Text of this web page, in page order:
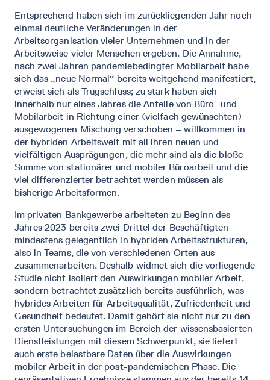
Entsprechend haben sich im zurückliegenden Jahr noch
einmal deutliche Veränderungen in der
Arbeitsorganisation vieler Unternehmen und in der
Arbeitsweise vieler Menschen ergeben. Die Annahme,
nach zwei Jahren pandemiebedingter Mobilarbeit habe
sich das „neue Normal“ bereits weitgehend manifestiert,
erweist sich als Trugschluss; zu stark haben sich
innerhalb nur eines Jahres die Anteile von Büro- und
Mobilarbeit in Richtung einer (vielfach gewünschten)
ausgewogenen Mischung verschoben – willkommen in
der hybriden Arbeitswelt mit all ihren neuen und
vielfältigen Ausprägungen, die mehr sind als die bloße
Summe von stationärer und mobiler Büroarbeit und die
viel differenzierter betrachtet werden müssen als
bisherige Arbeitsformen.
Im privaten Bankgewerbe arbeiteten zu Beginn des
Jahres 2023 bereits zwei Drittel der Beschäftigten
mindestens gelegentlich in hybriden Arbeitsstrukturen,
also in Teams, die von verschiedenen Orten aus
zusammenarbeiten. Deshalb widmet sich die vorliegende
Studie nicht isoliert den Auswirkungen mobiler Arbeit,
sondern betrachtet zusätzlich bereits ausführlich, was
hybrides Arbeiten für Arbeitsqualität, Zufriedenheit und
Gesundheit bedeutet. Damit gehört sie nicht nur zu den
ersten Untersuchungen im Bereich der wissensbasierten
Dienstleistungen mit diesem Schwerpunkt, sie liefert
auch erste belastbare Daten über die Auswirkungen
mobiler Arbeit in der post-pandemischen Phase. Die